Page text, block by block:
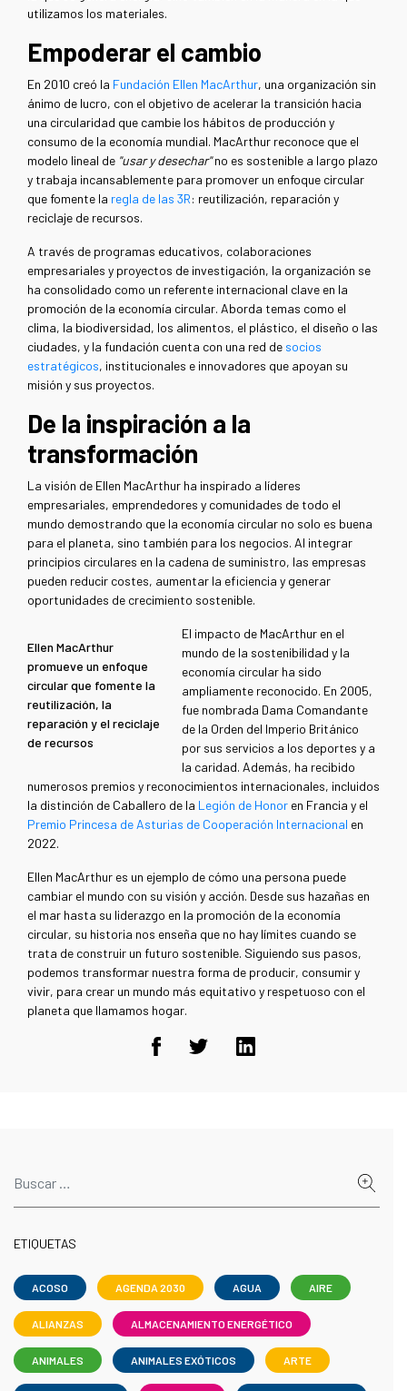
utilizamos los materiales.
Empoderar el cambio
En 2010 creó la Fundación Ellen MacArthur, una organización sin
ánimo de lucro, con el objetivo de acelerar la transición hacia
una circularidad que cambie los hábitos de producción y
consumo de la economía mundial. MacArthur reconoce que el
modelo lineal de "usar y desechar"no es sostenible a largo plazo
y trabaja incansablemente para promover un enfoque circular
que fomente la regla de las 3R: reutilización, reparación y
reciclaje de recursos.
A través de programas educativos, colaboraciones
empresariales y proyectos de investigación, la organización se
ha consolidado como un referente internacional clave en la
promoción de la economía circular. Aborda temas como el
clima, la biodiversidad, los alimentos, el plástico, el diseño o las
ciudades, y la fundación cuenta con una red de socios
estratégicos, institucionales e innovadores que apoyan su
misión y sus proyectos.
De la inspiración a la
transformación
La visión de Ellen MacArthur ha inspirado a líderes
empresariales, emprendedores y comunidades de todo el
mundo demostrando que la economía circular no solo es buena
para el planeta, sino también para los negocios. Al integrar
principios circulares en la cadena de suministro, las empresas
pueden reducir costes, aumentar la eficiencia y generar
oportunidades de crecimiento sostenible.
Ellen MacArthur
promueve un enfoque
circular que fomente la
reutilización, la
reparación y el reciclaje
de recursos
El impacto de MacArthur en el
mundo de la sostenibilidad y la
economía circular ha sido
ampliamente reconocido. En 2005,
fue nombrada Dama Comandante
de la Orden del Imperio Británico
por sus servicios a los deportes y a
la caridad. Además, ha recibido
numerosos premios y reconocimientos internacionales, incluidos
la distinción de Caballero de la Legión de Honor en Francia y el
Premio Princesa de Asturias de Cooperación Internacional en
2022.
Ellen MacArthur es un ejemplo de cómo una persona puede
cambiar el mundo con su visión y acción. Desde sus hazañas en
el mar hasta su liderazgo en la promoción de la economía
circular, su historia nos enseña que no hay límites cuando se
trata de construir un futuro sostenible. Siguiendo sus pasos,
podemos transformar nuestra forma de producir, consumir y
vivir, para crear un mundo más equitativo y respetuoso con el
planeta que llamamos hogar.
ETIQUETAS
ACOSO AGENDA 2030 AGUA AIRE
ALIANZAS ALMACENAMIENTO ENERGÉTICO
ANIMALES ANIMALES EXÓTICOS ARTE